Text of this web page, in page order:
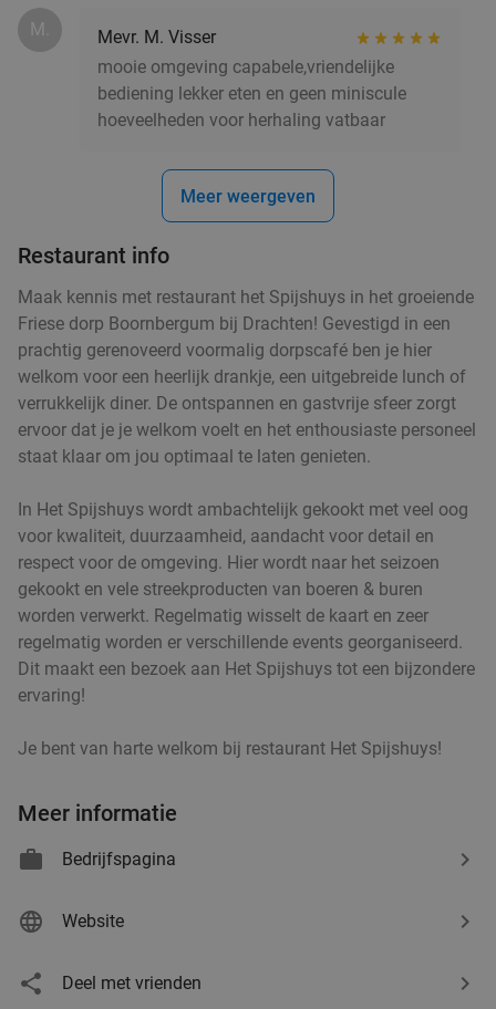
M.
Mevr. M. Visser
mooie omgeving capabele,vriendelijke
bediening lekker eten en geen miniscule
hoeveelheden voor herhaling vatbaar
Meer weergeven
Restaurant info
Maak kennis met restaurant het Spijshuys in het groeiende
Friese dorp Boornbergum bij Drachten! Gevestigd in een
prachtig gerenoveerd voormalig dorpscafé ben je hier
welkom voor een heerlijk drankje, een uitgebreide lunch of
verrukkelijk diner. De ontspannen en gastvrije sfeer zorgt
ervoor dat je je welkom voelt en het enthousiaste personeel
staat klaar om jou optimaal te laten genieten.
In Het Spijshuys wordt ambachtelijk gekookt met veel oog
voor kwaliteit, duurzaamheid, aandacht voor detail en
respect voor de omgeving. Hier wordt naar het seizoen
gekookt en vele streekproducten van boeren & buren
worden verwerkt. Regelmatig wisselt de kaart en zeer
regelmatig worden er verschillende events georganiseerd.
Dit maakt een bezoek aan Het Spijshuys tot een bijzondere
ervaring!
Je bent van harte welkom bij restaurant Het Spijshuys!
Meer informatie
Bedrijfspagina
Website
Deel met vrienden